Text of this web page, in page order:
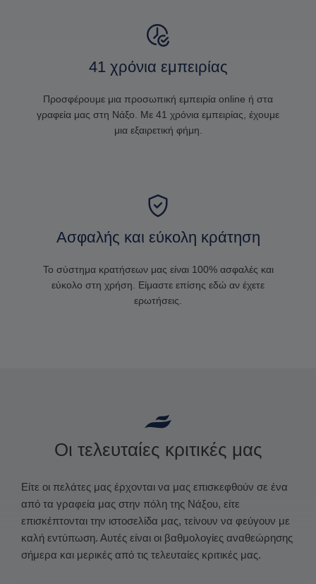
41 χρόνια εμπειρίας
Προσφέρουμε μια προσωπική εμπειρία online ή στα
γραφεία μας στη Νάξο. Με 41 χρόνια εμπειρίας, έχουμε
μια εξαιρετική φήμη.
Ασφαλής και εύκολη κράτηση
Το σύστημα κρατήσεων μας είναι 100% ασφαλές και
εύκολο στη χρήση. Είμαστε επίσης εδώ αν έχετε
ερωτήσεις.
Οι τελευταίες κριτικές μας
Είτε οι πελάτες μας έρχονται να μας επισκεφθούν σε ένα
από τα γραφεία μας στην πόλη της Νάξου, είτε
επισκέπτονται την ιστοσελίδα μας, τείνουν να φεύγουν με
καλή εντύπωση. Αυτές είναι οι βαθμολογίες αναθεώρησης
σήμερα και μερικές από τις τελευταίες κριτικές μας.